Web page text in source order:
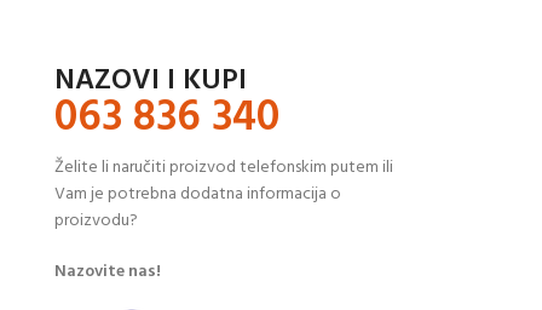
NAZOVI I KUPI
063 836 340
Želite li naručiti proizvod telefonskim putem ili
Vam je potrebna dodatna informacija o
proizvodu?
Nazovite nas!